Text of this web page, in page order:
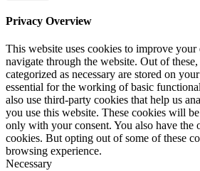
Privacy Overview
This website uses cookies to improve
navigate through the website. Out of
categorized as necessary are stored on
essential for the working of basic
also use third-party cookies that help us
you use this website. These cookies will
only with your consent. You also have the
cookies. But opting out of some of these
browsing experience.
Necessary